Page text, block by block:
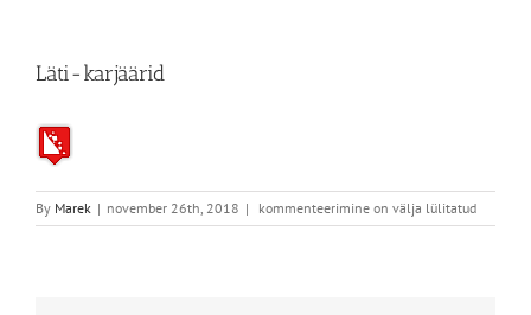
Läti-karjäärid
By Marek | november 26th, 2018 |
Läti-
karjäärid
kommenteerimine on välja lülitatud